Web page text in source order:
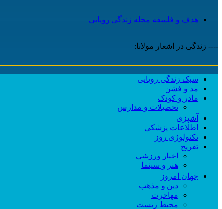
هدف و فلسفه مجله زندگی رویایی
---- زندگی در اشعار مولانا:
سبک زندگی رویایی
مد و فشن
مادر و کودک
تحصیلات و مدارس
آشپزی
اطلاعات پزشکی
تکنولوژی روز
تفریح
اخبار ورزشی
هنر و سینما
جهان امروز
دین و مذهب
مهاجرت
محیط زیست